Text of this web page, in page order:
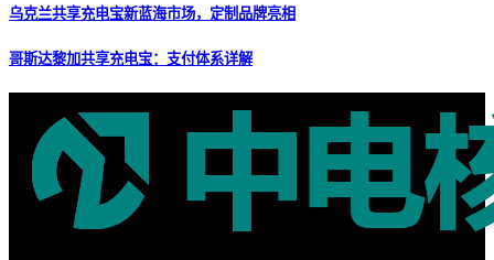
乌克兰共享充电宝新蓝海市场，定制品牌亮相
哥斯达黎加共享充电宝：支付体系详解